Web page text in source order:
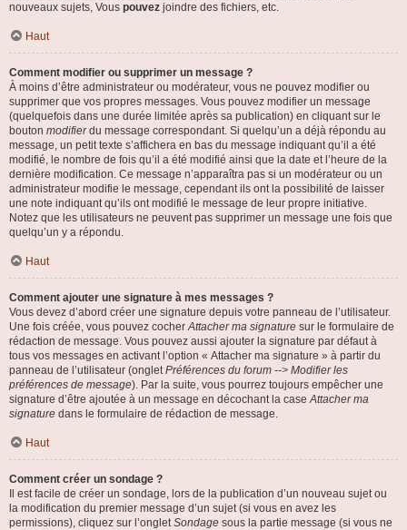
nouveaux sujets, Vous pouvez joindre des fichiers, etc.
Haut
Comment modifier ou supprimer un message ?
À moins d’être administrateur ou modérateur, vous ne pouvez modifier ou
supprimer que vos propres messages. Vous pouvez modifier un message
(quelquefois dans une durée limitée après sa publication) en cliquant sur le
bouton modifierdu message correspondant. Si quelqu’un a déjà répondu au
message, un petit texte s’affichera en bas du message indiquant qu’il a été
modifié, le nombre de fois qu’il a été modifié ainsi que la date et l’heure de la
dernière modification. Ce message n’apparaîtra pas si un modérateur ou un
administrateur modifie le message, cependant ils ont la possibilité de laisser
une note indiquant qu’ils ont modifié le message de leur propre initiative.
Notez que les utilisateurs ne peuvent pas supprimer un message une fois que
quelqu’un y a répondu.
Haut
Comment ajouter une signature à mes messages ?
Vous devez d’abord créer une signature depuis votre panneau de l’utilisateur.
Une fois créée, vous pouvez cocherAttacher ma signature sur le formulaire de
rédaction de message. Vous pouvez aussi ajouter la signature par défaut à
tous vos messages en activant l’option « Attacher ma signature » à partir du
panneau de l’utilisateur (ongletPréférences du forum --> Modifier les
préférences de message). Par la suite, vous pourrez toujours empêcher une
signature d’être ajoutée à un message en décochant la caseAttacher ma
signature dans le formulaire de rédaction de message.
Haut
Comment créer un sondage ?
Il est facile de créer un sondage, lors de la publication d’un nouveau sujet ou
la modification du premier message d’un sujet (si vous en avez les
permissions), cliquez sur l’ongletSondage sous la partie message (si vous ne